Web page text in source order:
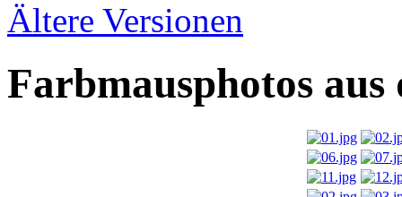
Ältere Versionen
Farbmausphotos aus